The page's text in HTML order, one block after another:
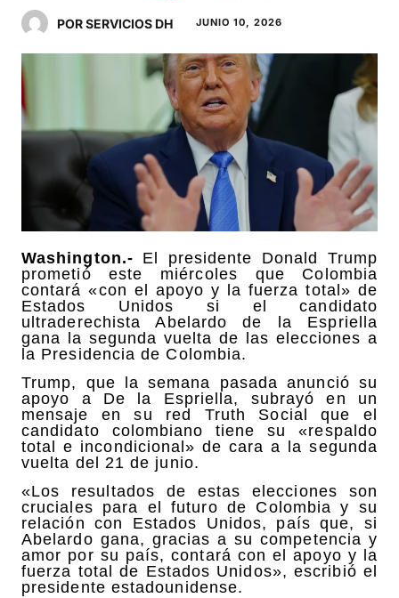
POR SERVICIOS DH JUNIO 10, 2026
Washington.- El presidente Donald Trump
prometió este miércoles que Colombia
contará «con el apoyo y la fuerza total» de
Estados Unidos si el candidato
ultraderechista Abelardo de la Espriella
gana la segunda vuelta de las elecciones a
la Presidencia de Colombia.
Trump, que la semana pasada anunció su
apoyo a De la Espriella, subrayó en un
mensaje en su red Truth Social que el
candidato colombiano tiene su «respaldo
total e incondicional» de cara a la segunda
vuelta del 21 de junio.
«Los resultados de estas elecciones son
cruciales para el futuro de Colombia y su
relación con Estados Unidos, país que, si
Abelardo gana, gracias a su competencia y
amor por su país, contará con el apoyo y la
fuerza total de Estados Unidos», escribió el
presidente estadounidense.